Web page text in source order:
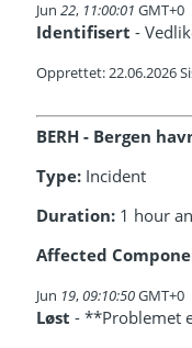
Jun 22, 11:00:01 GMT+0
Identifisert -
Opprettet: 22.06.2026
BERH - Bergen
Type: Incident
Duration: 1 hour
Affected
Jun 19,09:10:50GMT+0
Løst - **Problemet